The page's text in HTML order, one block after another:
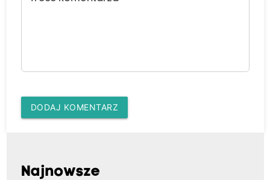
DODAJ KOMENTARZ
Najnowsze